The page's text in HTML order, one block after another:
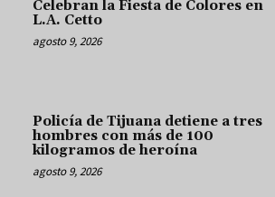
Celebran la Fiesta de Colores en
L.A. Cetto
agosto 9, 2026
Policía de Tijuana detiene a tres
hombres con más de 100
kilogramos de heroína
agosto 9, 2026